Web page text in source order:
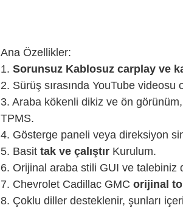
Ana Özellikler:
1. Sorunsuz Kablosuz carplay ve
2. Sürüş sırasında YouTube
3. Araba kökenli dikiz ve ön
TPMS.
4. Gösterge paneli veya direksiyon
5. Basit tak ve çalıştır Kurulum.
6. Orijinal araba stili GUI ve
7. Chevrolet Cadillac GMC orijinal
8. Çoklu diller desteklenir, şunları